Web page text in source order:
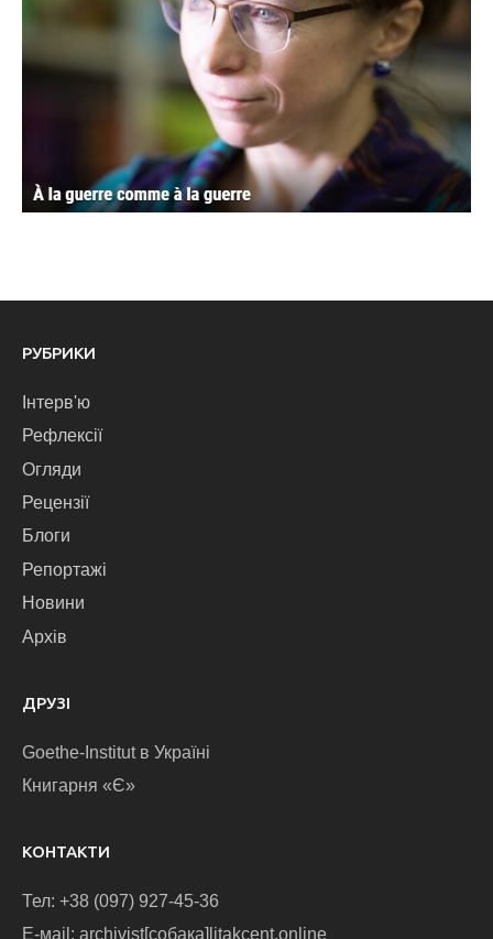
РУБРИКИ
Інтерв'ю
Рефлексії
Огляди
Рецензії
Блоги
Репортажі
Новини
Архів
ДРУЗІ
Goethe-Institut в Україні
Книгарня «Є»
КОНТАКТИ
Тел: +38 (097) 927-45-36
E-маіl: archivist[собака]litakcent.online